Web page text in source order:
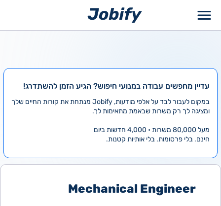
עדיין מחפשים עבודה במנועי חיפוש? הגיע הזמן להשתדרג!
במקום לעבור לבד על אלפי מודעות, Jobify מנתחת את קורות החיים שלך
ומציגה לך רק משרות שבאמת מתאימות לך.
מעל 80,000 משרות • 4,000 חדשות ביום
חינם. בלי פרסומות. בלי אותיות קטנות.
Mechanical Engineer